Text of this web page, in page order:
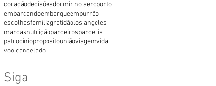
coraçãodecisõesdormir no aeroporto
embarcandoembarqueempurrão
escolhasfamíliagratidãolos angeles
marcasnutriçãoparceirosparceria
patrociniopropósitouniãoviagemvida
voo cancelado
Siga